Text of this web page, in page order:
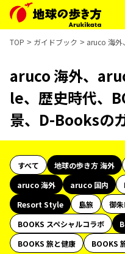
TOP ガイドブック aruco 海外
aruco 海外、
le、歴史時代、
景、D-Booksの
すべて 地球の歩き方 海外
aruco 海外
aruco 国内
Resort Style
島旅 御
BOOKS スペシャルコラボ
BOOKS 旅と健康
BOOKS